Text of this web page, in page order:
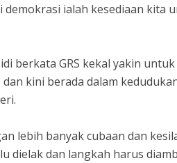
ialah kesediaan kita
berkata GRS kekal yakin
kini berada dalam
lebih banyak cubaan dan
dielak dan langkah harus